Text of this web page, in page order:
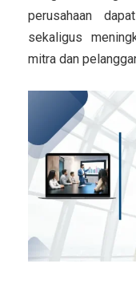
perusahaan
sekaligus
mitra dan